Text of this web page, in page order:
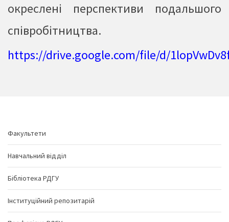
окреслені перспективи подальшого
співробітництва.
https://drive.google.com/file/d/
Факультети
Навчальний відділ
Бібліотека РДГУ
Інституційний репозитарій